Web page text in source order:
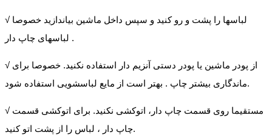
√ لباسها را پشت و رو کنید و سپس داخل ماشین بیاندازید خصوصا
لباسهای چاپ دار .
√ از پودر ماشین یا پودر دستی آنزیم دار استفاده نکنید. خصوصا برای
ماندگاری بیشتر چاپ . بهتر است از مایع لباسشویی استفاده شود.
√ مستقیما روی قسمت چاپ دار، اتوکشی نکنید. برای اتوکشی قسمت
چاپ دار ، لباس را از پشت اتو کنید.